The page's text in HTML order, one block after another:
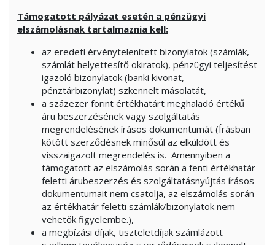
Támogatott pályázat esetén a pénzügyi
elszámolásnak tartalmaznia kell:
az eredeti érvénytelenített bizonylatok (számlák,
számlát helyettesítő okiratok), pénzügyi teljesítést
igazoló bizonylatok (banki kivonat,
pénztárbizonylat) szkennelt másolatát,
a százezer forint értékhatárt meghaladó értékű
áru beszerzésének vagy szolgáltatás
megrendelésének írásos dokumentumát (Írásban
kötött szerződésnek minősül az elküldött és
visszaigazolt megrendelés is. Amennyiben a
támogatott az elszámolás során a fenti értékhatár
feletti árubeszerzés és szolgáltatásnyújtás írásos
dokumentumait nem csatolja, az elszámolás során
az értékhatár feletti számlák/bizonylatok nem
vehetők figyelembe.),
a megbízási díjak, tiszteletdíjak számlázott